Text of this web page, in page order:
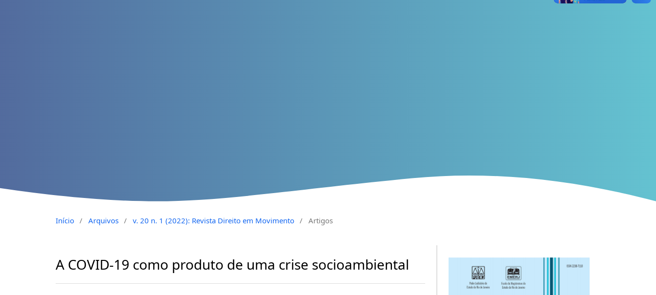
Início / Arquivos / v. 20 n. 1 (2022): Revista Direito em Movimento / Artigos
A COVID-19 como produto de uma crise socioambiental